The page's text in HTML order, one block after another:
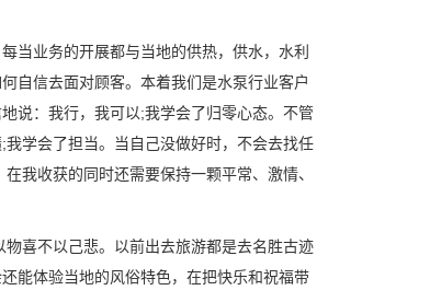
当业务的开展都与当地的供热，供水，水利
自信去面对顾客。本着我们是水泵行业客户
说：我行，我可以;我学会了归零心态。不管
学会了担当。当自己没做好时，不会去找任
我收获的同时还需要保持一颗平常、激情、
喜不以己悲。以前出去旅游都是去名胜古迹
能体验当地的风俗特色，在把快乐和祝福带